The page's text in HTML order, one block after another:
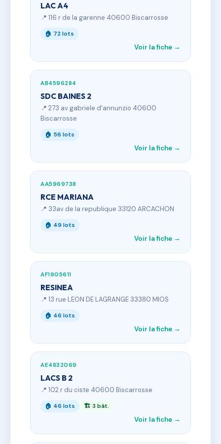
LAC A4
📍 116 r de la garenne 40600 Biscarrosse
🏠 72 lots
Voir la fiche →
AB4596284
SDC BAINES 2
📍 273 av gabriele d'annunzio 40600
Biscarrosse
🏠 56 lots
Voir la fiche →
AA5969738
RCE MARIANA
📍 33av de la republique 33120 ARCACHON
🏠 49 lots
Voir la fiche →
AF1905611
RESINEA
📍 13 rue LEON DE LAGRANGE 33380 MIOS
🏠 46 lots
Voir la fiche →
AE4832069
LACS B 2
📍 102 r du ciste 40600 Biscarrosse
🏠 46 lots 🏗 3 bât.
Voir la fiche →